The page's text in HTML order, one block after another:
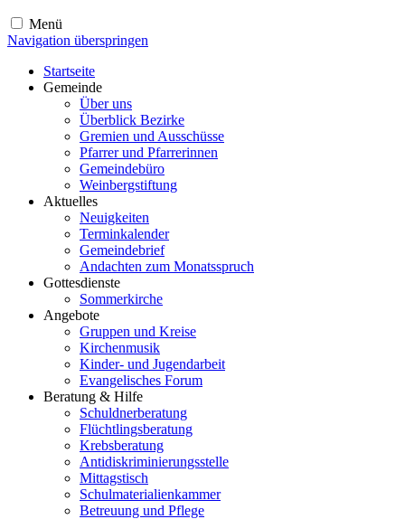
Menü
Navigation überspringen
Startseite
Gemeinde
Über uns
Überblick Bezirke
Gremien und Ausschüsse
Pfarrer und Pfarrerinnen
Gemeindebüro
Weinbergstiftung
Aktuelles
Neuigkeiten
Terminkalender
Gemeindebrief
Andachten zum Monatsspruch
Gottesdienste
Sommerkirche
Angebote
Gruppen und Kreise
Kirchenmusik
Kinder- und Jugendarbeit
Evangelisches Forum
Beratung & Hilfe
Schuldnerberatung
Flüchtlingsberatung
Krebsberatung
Antidiskriminierungsstelle
Mittagstisch
Schulmaterialienkammer
Betreuung und Pflege